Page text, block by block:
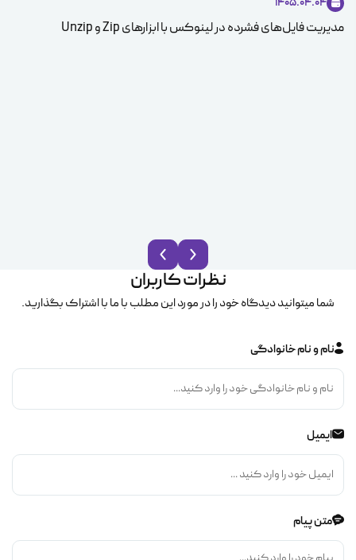
مدیریت فایل‌های فشرده در لینوکس با ابزارهای Zip و Unzip
نظرات کاربران
شما میتوانید دیدگاه خود را در مورد این مطلب با ما با اشتراک بگذارید.
نام و نام خانوادگی
ایمیل
متن پیام